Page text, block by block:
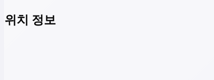
위치 정보